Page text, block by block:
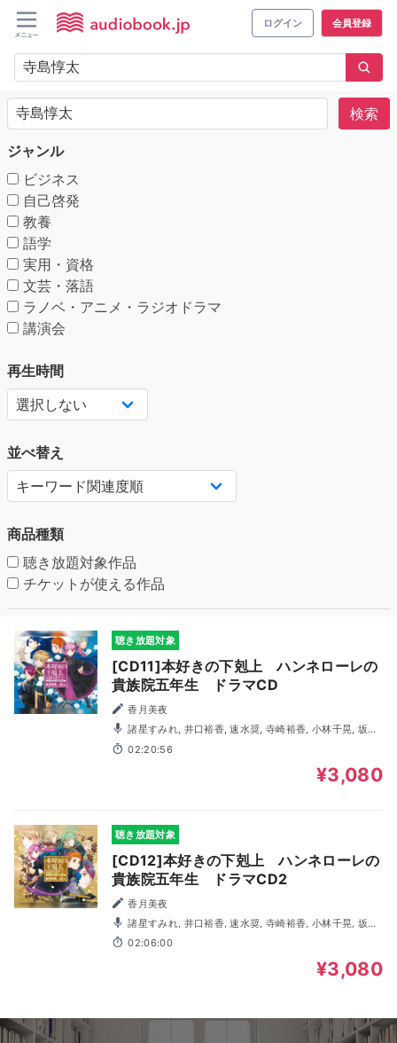
ログイン 会員登録
検索
ジャンル
ビジネス
自己啓発
教養
語学
実用・資格
文芸・落語
ラノベ・アニメ・ラジオドラマ
講演会
再生時間
並べ替え
商品種類
聴き放題対象作品
チケットが使える作品
聴き放題対象
[CD11]本好きの下剋上 ハンネローレの
貴族院五年生 ドラマCD
香月美夜
諸星すみれ, 井口裕香, 速水奨, 寺崎裕香, 小林千晃, 坂泰
斗, 八代拓, 梅田修一朗, 朝井彩加, 上田燿司, 豊口めぐみ, 大
原さやか, 長谷川育美, 志田有彩, 加藤英美里, 後藤沙緒里, 寺
島惇太, 大塚剛央, 遠藤綾, 安田陸矢, 竹内良太, 夏吉ゆうこ,
井澤美香子, 遠藤広之, 岡井カツノリ, 野村香菜子
02:20:56
¥3,080
聴き放題対象
[CD12]本好きの下剋上 ハンネローレの
貴族院五年生 ドラマCD2
香月美夜
諸星すみれ, 井口裕香, 速水奨, 寺崎裕香, 小林千晃, 坂泰
斗, 八代拓, 梅田修一朗, 朝井彩加, 上田燿司, 豊口めぐみ, 大
原さやか, 長谷川育美, 志田有彩, 加藤英美里, 後藤沙緒里, 寺
島惇太, 大塚剛央, 遠藤綾, 安田陸矢, 竹内良太, 夏吉ゆうこ,
井澤美香子, 遠藤広之, 岡井カツノリ, 野村香菜子
02:06:00
¥3,080